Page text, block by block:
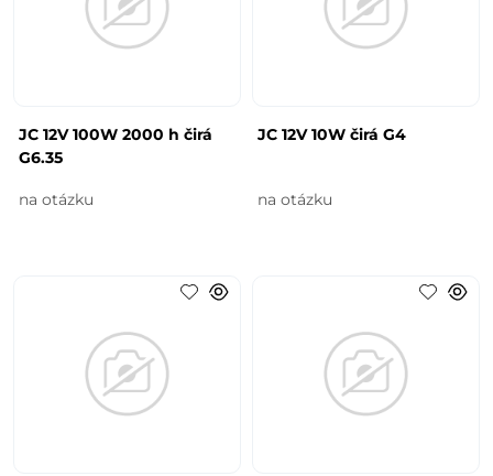
JC 12V 100W 2000 h čirá
G6.35
na otázku
JC 12V 10W čirá G4
na otázku